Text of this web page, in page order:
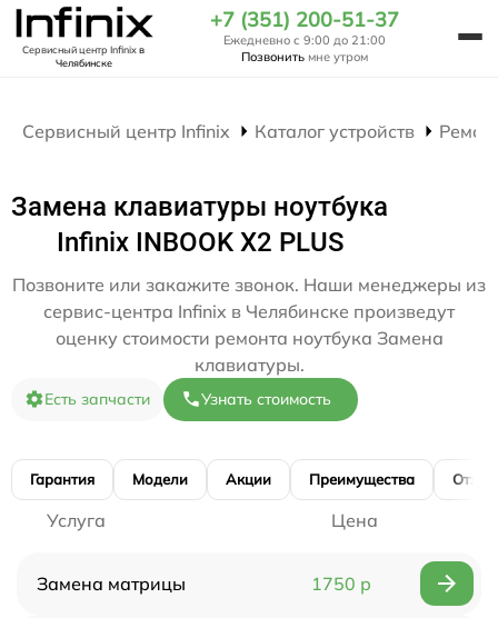
Сервисный центр Infinixв
Челябинске
+7 (351) 200-51-37
Ежедневно с 9:00 до 21:00
Позвонить мне утром
Сервисный центр Infinix Каталог устройств
Замена клавиатуры ноутбука
Infinix INBOOK X2 PLUS
Позвоните или закажите звонок. Наши менеджеры из
сервис-центра Infinix в Челябинске произведут
оценку стоимости ремонта ноутбука Замена
клавиатуры.
Есть запчасти Узнать стоимость
Гарантия Модели Акции Преимущества
Услуга Цена
Замена матрицы 1750 р